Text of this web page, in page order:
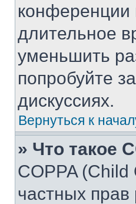
конференции
длительное
уменьшить
попробуйте
дискуссиях.
Вернуться к
» Что такое
COPPA
частных прав